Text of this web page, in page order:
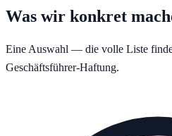
Was wir konkret
Eine Auswahl — die volle Liste
Geschäftsführer-Haftung.